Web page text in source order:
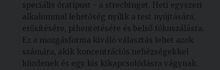
speciális óratípust - a strechinget. Heti egyszeri
alkalommal lehetőség nyílik a test nyújtására,
erősítésére, pihentetésére és belső fókuszálásra.
Ez a mozgásforma kiváló választás lehet azok
számára, akik koncentrációs nehézségekkel
küzdenek és egy kis kikapcsolódásra vágynak.